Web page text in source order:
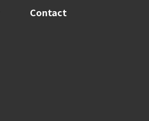
Contact